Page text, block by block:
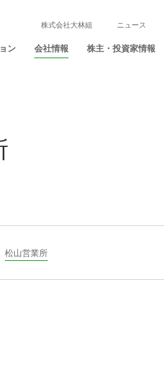
ン 会社情報 株主・投資家情報
株式会社大林組 ニュース
松山営業所